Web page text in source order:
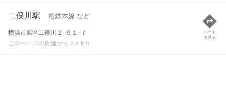
二俣川駅 相鉄本線 など
横浜市旭区二俣川２-９１-７
このページの店舗から 2.4 km
ルート
を見る